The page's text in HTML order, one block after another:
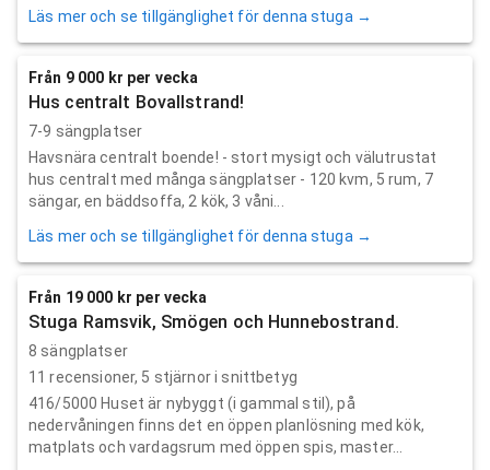
Läs mer och se tillgänglighet för denna stuga →
Från 9 000 kr per vecka
Hus centralt Bovallstrand!
7-9 sängplatser
Havsnära centralt boende! - stort mysigt och välutrustat
hus centralt med många sängplatser - 120 kvm, 5 rum, 7
sängar, en bäddsoffa, 2 kök, 3 våni...
Läs mer och se tillgänglighet för denna stuga →
Från 19 000 kr per vecka
Stuga Ramsvik, Smögen och Hunnebostrand.
8 sängplatser
11 recensioner, 5 stjärnor i snittbetyg
416/5000 Huset är nybyggt (i gammal stil), på
nedervåningen finns det en öppen planlösning med kök,
matplats och vardagsrum med öppen spis, master...